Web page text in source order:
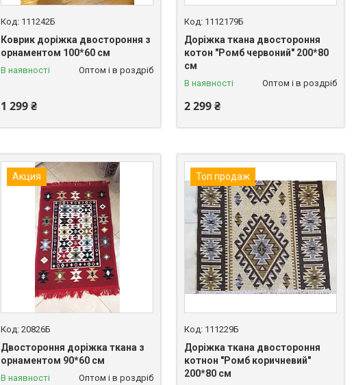
111242Б
Коврик доріжка двостороння з
орнаментом 100*60 см
В наявності Оптом і в роздріб
1 299 ₴
1112179Б
Доріжка ткана двостороння
котон "Ромб червоний" 200*80
см
В наявності Оптом і в роздріб
2 299 ₴
Акция
20826Б
Двостороння доріжка ткана з
орнаментом 90*60 см
В наявності Оптом і в роздріб
Топ продаж
111229Б
Доріжка ткана двостороння
котнон "Ромб коричневий"
200*80 см